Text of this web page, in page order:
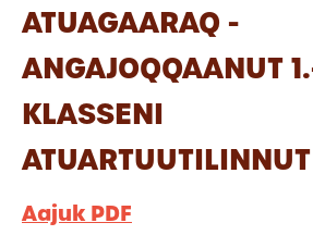
ATUAGAARAQ -
ANGAJOQQAANUT
KLASSENI
ATUARTUUTILINNUT
Aajuk PDF